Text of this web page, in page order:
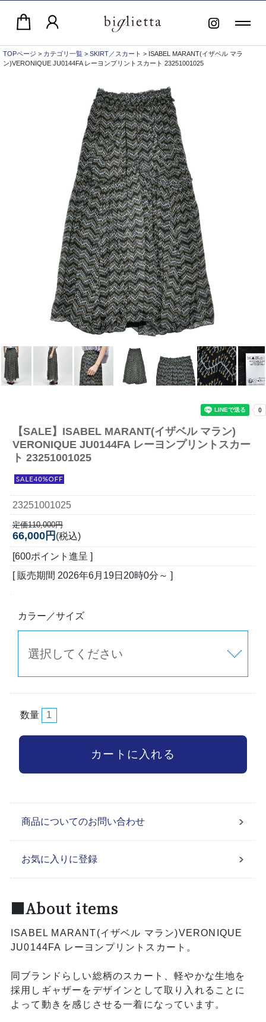
TOPページ > カテゴリ一覧 > SKIRT／スカート > ISABEL MARANT(イザベル マラ
ン)VERONIQUE JU0144FA レーヨンプリントスカート 23251001025
【SALE】 ISABEL MARANT(イザベル マラン)
VERONIQUE JU0144FA レーヨンプリントスカー
ト 23251001025
23251001025
定価110,000円
66,000円 (税込)
[600ポイント進呈 ]
[ 販売期間 2026年6月19日20時0分 ～ ]
カラー／サイズ
数量
商品についてのお問い合わせ
お気に入りに登録
■About items
ISABEL MARANT(イザベル マラン)VERONIQUE
JU0144FA レーヨンプリントスカート。
同ブランドらしい総柄のスカート、軽やかな生地を
採用しギャザーをデザインとして取り入れることに
よって動きを感じさせる一着になっています。